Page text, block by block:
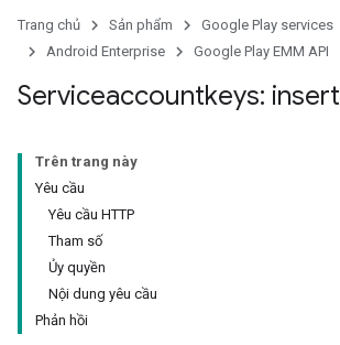
Trang chủ Sản phẩm
Google Play services
Android Enterprise
Google Play EMM API
Serviceaccountkeys: insert
Trên trang này
Yêu cầu
Yêu cầu HTTP
Tham số
Ủy quyền
Nội dung yêu cầu
Phản hồi